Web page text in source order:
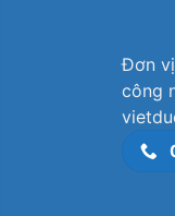
Đơn
công